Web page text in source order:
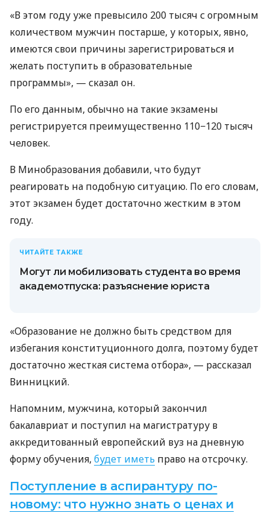
«В этом году уже превысило 200 тысяч с огромным
количеством мужчин постарше, у которых, явно,
имеются свои причины зарегистрироваться и
желать поступить в образовательные
программы», — сказал он.
По его данным, обычно на такие экзамены
регистрируется преимущественно 110−120 тысяч
человек.
В Минобразования добавили, что будут
реагировать на подобную ситуацию. По его словам,
этот экзамен будет достаточно жестким в этом
году.
ЧИТАЙТЕ ТАКЖЕ
Могут ли мобилизовать студента во время
академотпуска: разъяснение юриста
«Образование не должно быть средством для
избегания конституционного долга, поэтому будет
достаточно жесткая система отбора», — рассказал
Винницкий.
Напомним, мужчина, который закончил
бакалавриат и поступил на магистратуру в
аккредитованный европейский вуз на дневную
форму обучения, будет иметь право на отсрочку.
Поступление в аспирантуру по-
новому: что нужно знать о ценах и